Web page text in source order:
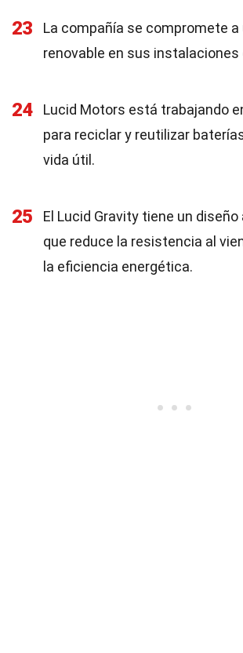
23
La compañía se compromete a
renovable en sus instalaciones
24
Lucid Motors está trabajando
para reciclar y reutilizar
vida útil.
25
El Lucid Gravity tiene un
que reduce la resistencia al
la eficiencia energética.